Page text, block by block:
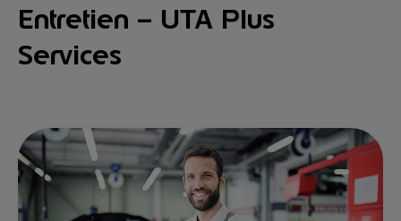
Entretien – UTA Plus
Services